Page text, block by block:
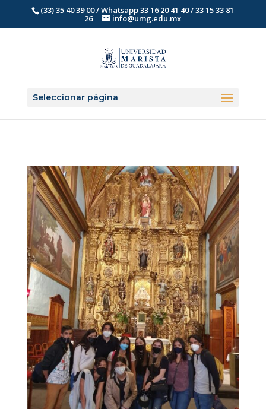
(33) 35 40 39 00 / Whatsapp 33 16 20 41 40 / 33 15 33 81
26 info@umg.edu.mx
Seleccionar página